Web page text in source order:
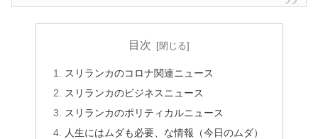
目次
スリランカのコロナ関連ニュース
スリランカのビジネスニュース
スリランカのポリティカルニュース
人生にはムダも必要、な情報（今日のムダ）